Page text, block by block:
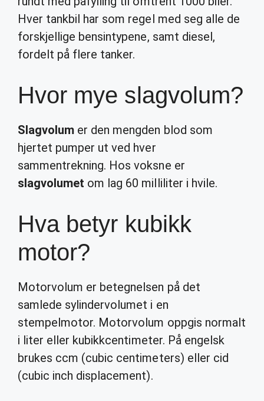
Hver tankbil har som regel med seg alle de
forskjellige bensintypene, samt diesel,
fordelt på flere tanker.
Hvor mye slagvolum?
Slagvolum er den mengden blod som
hjertet pumper ut ved hver
sammentrekning. Hos voksne er
slagvolumet om lag 60 milliliter i hvile.
Hva betyr kubikk
motor?
Motorvolum er betegnelsen på det
samlede sylindervolumet i en
stempelmotor. Motorvolum oppgis normalt
i liter eller kubikkcentimeter. På engelsk
brukes ccm (cubic centimeters) eller cid
(cubic inch displacement).